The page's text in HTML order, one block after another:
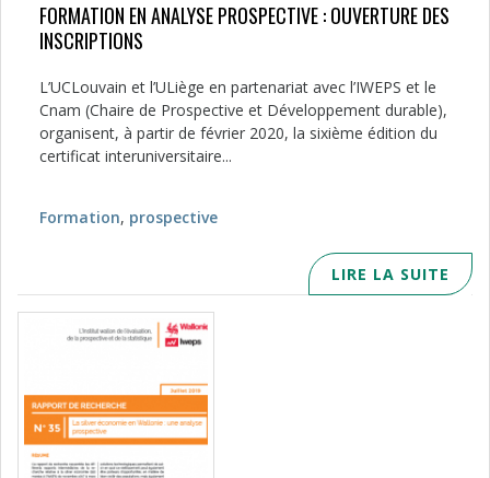
FORMATION EN ANALYSE PROSPECTIVE : OUVERTURE DES
INSCRIPTIONS
L’UCLouvain et l’ULiège en partenariat avec l’IWEPS et le
Cnam (Chaire de Prospective et Développement durable),
organisent, à partir de février 2020, la sixième édition du
certificat interuniversitaire...
Formation, prospective
LIRE LA SUITE